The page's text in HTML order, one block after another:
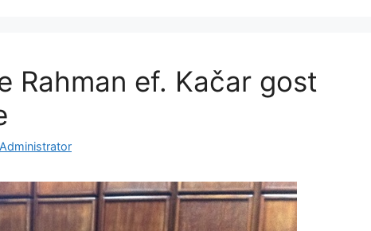
Rahman ef. Kačar gost
Administrator